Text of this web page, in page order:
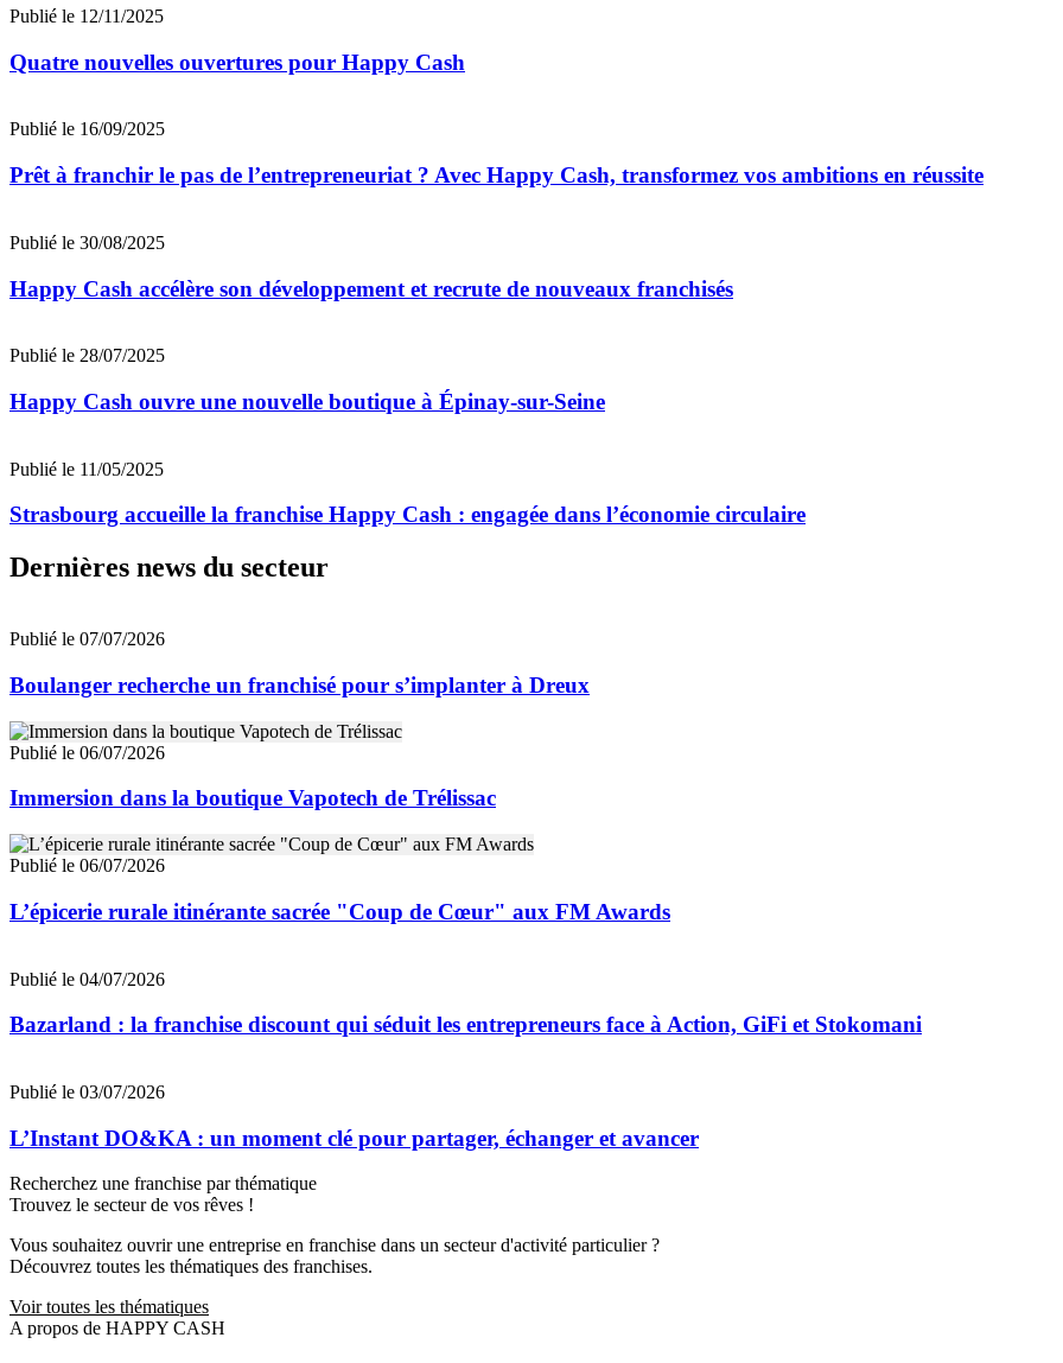
Publié le 12/11/2025
Quatre nouvelles ouvertures pour Happy Cash
Publié le 16/09/2025
Prêt à franchir le pas de l’entrepreneuriat ? Avec Happy Cash, transformez vos ambitions en réussite
Publié le 30/08/2025
Happy Cash accélère son développement et recrute de nouveaux franchisés
Publié le 28/07/2025
Happy Cash ouvre une nouvelle boutique à Épinay-sur-Seine
Publié le 11/05/2025
Strasbourg accueille la franchise Happy Cash : engagée dans l’économie circulaire
Dernières news du secteur
Publié le 07/07/2026
Boulanger recherche un franchisé pour s’implanter à Dreux
Publié le 06/07/2026
Immersion dans la boutique Vapotech de Trélissac
Publié le 06/07/2026
L’épicerie rurale itinérante sacrée "Coup de Cœur" aux FM Awards
Publié le 04/07/2026
Bazarland : la franchise discount qui séduit les entrepreneurs face à Action, GiFi et Stokomani
Publié le 03/07/2026
L’Instant DO&KA : un moment clé pour partager, échanger et avancer
Recherchez une franchise par thématique
Trouvez le secteur de vos rêves !
Vous souhaitez ouvrir une entreprise en franchise dans un secteur d'activité particulier ?
Découvrez toutes les thématiques des franchises.
Voir toutes les thématiques
A propos de HAPPY CASH